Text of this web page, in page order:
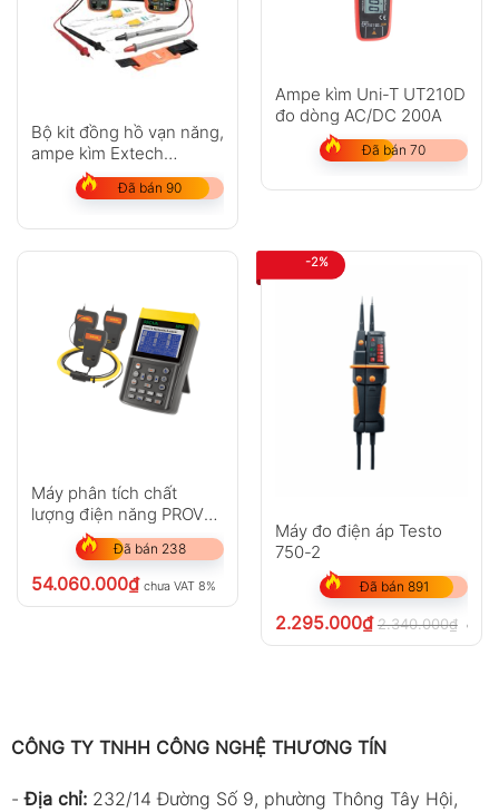
Bộ kit đồng hồ vạn năng,
ampe kìm Extech
MA620-K
Đã bán 90
Ampe kìm Uni-T UT210D
đo dòng AC/DC 200A
Đã bán 70
Máy phân tích chất
lượng điện năng PROVA
6830A+3009 (1200A)
Đã bán 238
54.060.000₫ chưa VAT 8%
-2%
Máy đo điện áp Testo
750-2
Đã bán 891
2.295.000₫ 2.340.000₫ chưa
CÔNG TY TNHH CÔNG NGHỆ THƯƠNG TÍN
-Địa chỉ: 232/14 Đường Số 9, phường Thông Tây Hội,